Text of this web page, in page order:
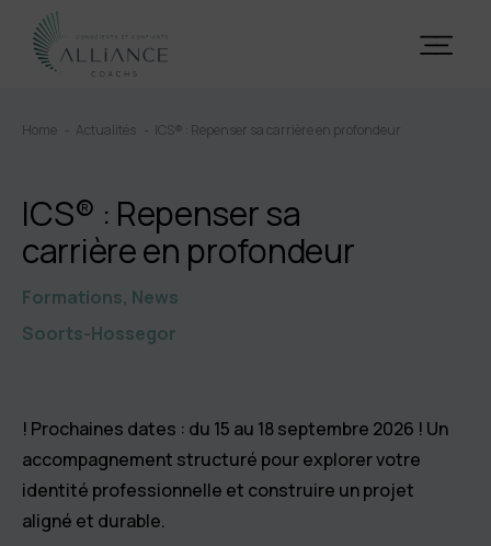
Home Actualités ICS® : Repenser sa carrière en profondeur
ICS® : Repenser sa
carrière en profondeur
Formations, News
Soorts-Hossegor
! Prochaines dates : du 15 au 18 septembre 2026 ! Un
accompagnement structuré pour explorer votre
identité professionnelle et construire un projet
aligné et durable.